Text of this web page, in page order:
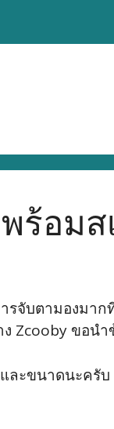
ร้อม
รจับตามองมา
Zcooby ขอ
ละขนาดนะครั